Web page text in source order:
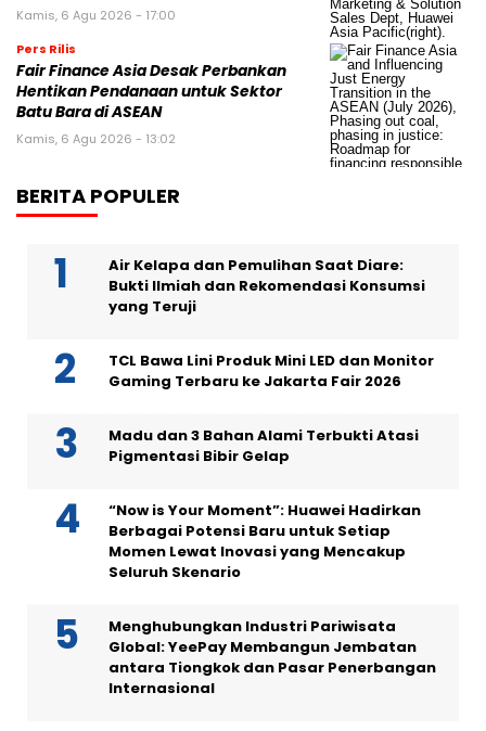
Kamis, 6 Agu 2026 - 17:00
Pers Rilis
Fair Finance Asia Desak Perbankan
Hentikan Pendanaan untuk Sektor
Batu Bara di ASEAN
Kamis, 6 Agu 2026 - 13:02
BERITA POPULER
Air Kelapa dan Pemulihan Saat Diare:
Bukti Ilmiah dan Rekomendasi Konsumsi
yang Teruji
TCL Bawa Lini Produk Mini LED dan Monitor
Gaming Terbaru ke Jakarta Fair 2026
Madu dan 3 Bahan Alami Terbukti Atasi
Pigmentasi Bibir Gelap
“Now is Your Moment”: Huawei Hadirkan
Berbagai Potensi Baru untuk Setiap
Momen Lewat Inovasi yang Mencakup
Seluruh Skenario
Menghubungkan Industri Pariwisata
Global: YeePay Membangun Jembatan
antara Tiongkok dan Pasar Penerbangan
Internasional